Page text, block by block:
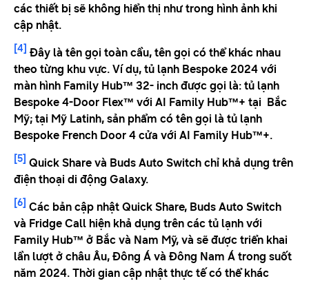
các thiết bị sẽ không hiển thị như trong hình ảnh khi
cập nhật.
[4] Đây là tên gọi toàn cầu, tên gọi có thể khác nhau
theo từng khu vực. Ví dụ, tủ lạnh Bespoke 2024 với
màn hình Family Hub™ 32- inch được gọi là: tủ lạnh
Bespoke 4-Door Flex™ với AI Family Hub™+ tại Bắc
Mỹ; tại Mỹ Latinh, sản phẩm có tên gọi là tủ lạnh
Bespoke French Door 4 cửa với AI Family Hub™+.
[5] Quick Share và Buds Auto Switch chỉ khả dụng trên
điện thoại di động Galaxy.
[6] Các bản cập nhật Quick Share, Buds Auto Switch
và Fridge Call hiện khả dụng trên các tủ lạnh với
Family Hub™ ở Bắc và Nam Mỹ, và sẽ được triển khai
lần lượt ở châu Âu, Đông Á và Đông Nam Á trong suốt
năm 2024. Thời gian cập nhật thực tế có thể khác